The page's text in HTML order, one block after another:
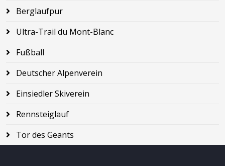
Berglaufpur
Ultra-Trail du Mont-Blanc
Fußball
Deutscher Alpenverein
Einsiedler Skiverein
Rennsteiglauf
Tor des Geants